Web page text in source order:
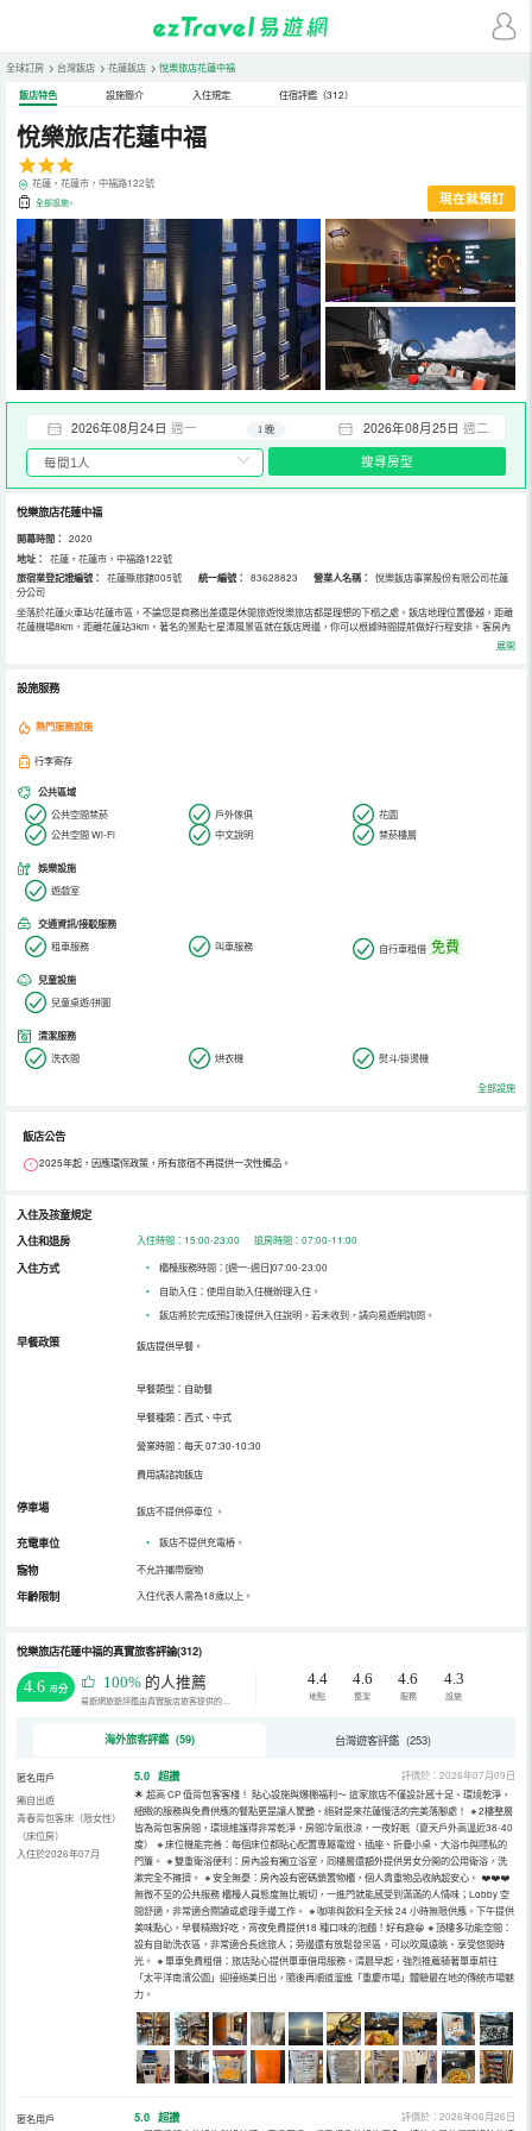
全球訂房 > 台灣飯店 > 花蓮飯店 > 悅樂旅店花蓮中福
飯店特色 設施簡介 入住規定 住宿評鑑（312）
悅樂旅店花蓮中福
花蓮，花蓮市，中福路122號
全部設施> 現在就預訂
2026年08月24日 週一 2026年08月25日 週二
1 晚
搜尋房型
悅樂旅店花蓮中福
開幕時間： 2020
地址： 花蓮，花蓮市，中福路122號
旅宿業登記證編號： 花蓮縣旅館005號 統一編號： 83628823 營業人名稱：
悅樂飯店事業股份有限公司花蓮
分公司
坐落於花蓮火車站/花蓮市區，不論您是商務出差還是休閒旅遊悅樂旅店都是理想的下榻之處。飯店地理位置優越，距離
花蓮機場8km，距離花蓮站3km。著名的景點七星潭風景區就在飯店周邊，你可以根據時間提前做好行程安排。客房內
的所有設施都是經過精心的考慮和安排，包括空調、液晶電視機和房間內高速上網，滿足您入住需求的同時又能增添家
的溫馨感。除此之外，配備有24小時熱水的浴室是您消除一天疲勞的好地方。飯店休閒區提供了各類設施，您可以在這
展開
設施服務
熱門服務設施
行李寄存
公共區域
公共空間禁菸 戶外傢俱
花園
公共空間 Wi-Fi
中文說明 禁菸樓層
娛樂設施
遊戲室
交通資訊/接駁服務
租車服務 叫車服務 自行車租借 免費
兒童設施
兒童桌遊/拼圖
清潔服務
洗衣間 烘衣機 熨斗/掛燙機
全部設施
飯店公告
2025年起，因應環保政策，所有旅宿不再提供一次性備品。
入住及孩童規定
入住和退房
入住時間：15:00-23:00 退房時間：07:00-11:00
入住方式 •
櫃檯服務時間：[週一-週日]07:00-23:00
•
自助入住：使用自助入住機辦理入住。
•
飯店將於完成預訂後提供入住說明，若未收到，請向易遊網詢問。
早餐政策 飯店提供早餐。
早餐類型：自助餐
早餐種類：西式、中式
營業時間：每天 07:30-10:30
費用請諮詢飯店
停車場 飯店不提供停車位 。
充電車位 • 飯店不提供充電樁。
寵物 不允許攜帶寵物
年齡限制 入住代表人需為18歲以上。
悅樂旅店花蓮中福的真實旅客評論(312)
4.6 /5分 100% 的人推薦
易遊網旅遊評鑑由真實飯店旅客提供的評鑑。
4.4
地點
4.6
整潔
4.6
服務
4.3
設施
海外旅客評鑑 (59) 台灣遊客評鑑 (253)
匿名用戶
獨自出遊
青春背包客床（限女性）
（床位房）
入住於2026年07月
5.0 超讚
評價於：2026年07月09日
🌟 超高 CP 值背包客客棧！ 貼心設施與爆棚福利～ 這家旅店不僅設計感十足、環境乾淨，
細緻的服務與免費供應的餐點更是讓人驚艷，絕對是來花蓮慢活的完美落腳處！ 🔸2樓整層
皆為背包客房間，環境維護得非常乾淨，房間冷氣很涼，一夜好眠（夏天戶外高溫近38-40
度） 🔸床位機能完善：每個床位都貼心配置專屬電燈、插座、折疊小桌、大浴巾與隱私的
門簾。 🔸雙重衛浴便利：房內設有獨立浴室，同樓層還額外提供男女分開的公用衛浴，洗
漱完全不擁擠。 🔸安全無憂：房內設有密碼鎖置物櫃，個人貴重物品收納超安心。 ❤️❤️❤️
無微不至的公共服務 櫃檯人員態度無比親切，一進門就能感受到滿滿的人情味；Lobby 空
間舒適，非常適合閱讀或處理手邊工作。 🔸咖啡與飲料全天候 24 小時無限供應。下午提供
美味點心，早餐精緻好吃，宵夜免費提供18 種口味的泡麵！好有趣😁 🔸頂樓多功能空間：
設有自助洗衣區，非常適合長途旅人；旁邊還有放鬆發呆區，可以吹風遠眺、享受悠閒時
光。 🔸單車免費租借：旅店貼心提供單車借用服務。清晨早起，強烈推薦騎著單車前往
「太平洋南濱公園」迎接絕美日出，隨後再順道溜進「重慶市場」體驗最在地的傳統市場魅
力。
匿名用戶 5.0 超讚
評價於：2026年06月26日